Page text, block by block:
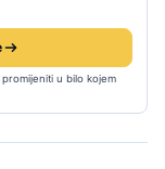
u bilo kojem